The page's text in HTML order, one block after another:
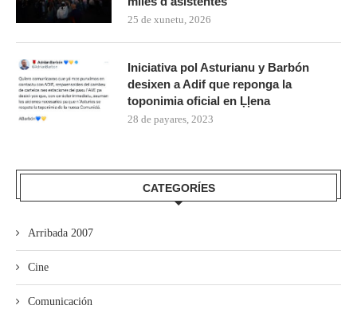
25 de xunetu, 2026
Iniciativa pol Asturianu y Barbón
desixen a Adif que reponga la
toponimia oficial en Ḷḷena
28 de payares, 2023
CATEGORÍES
Arribada 2007
Cine
Comunicación